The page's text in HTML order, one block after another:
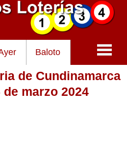
Baloto
de Cundinamarca
de marzo 2024